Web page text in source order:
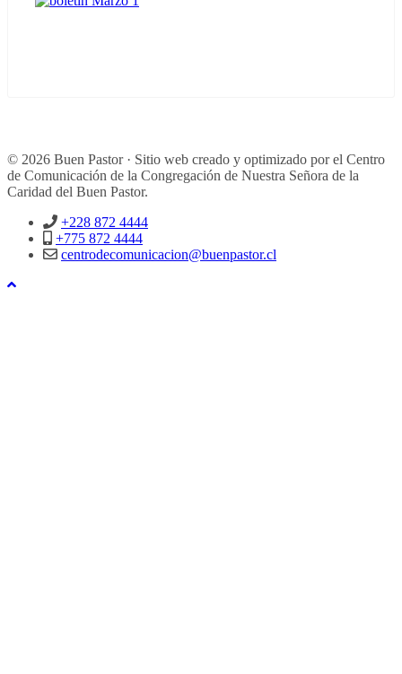
© 2026 Buen Pastor · Sitio web creado y optimizado por el Centro
de Comunicación de la Congregación de Nuestra Señora de la
Caridad del Buen Pastor.
+228 872 4444
+775 872 4444
centrodecomunicacion@buenpastor.cl